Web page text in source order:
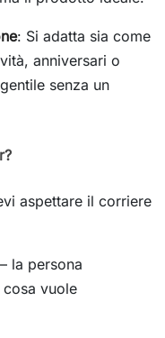
: Si adatta sia come
anniversari o
senza un
aspettare il corriere
– la persona
vuole